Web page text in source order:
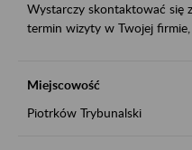
Wystarczy skontaktować się
termin wizyty w Twojej
Miejscowość
Piotrków Trybunalski